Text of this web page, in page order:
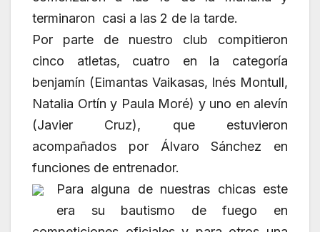
terminaron casi a las 2 de la tarde.
Por parte de nuestro club compitieron
cinco atletas, cuatro en la categoría
benjamín (Eimantas Vaikasas, Inés Montull,
Natalia Ortín y Paula Moré) y uno en alevín
(Javier Cruz), que estuvieron
acompañados por Álvaro Sánchez en
funciones de entrenador.
Para alguna de nuestras chicas este
era su bautismo de fuego en